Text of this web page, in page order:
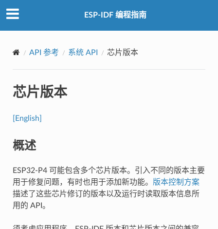
ESP-IDF 编程指南
API 参考 系统 API 芯片版本
芯片版本
[English]
概述
ESP32-P4 可能包含多个芯片版本。引入不同的版本主要
用于修复问题，有时也用于添加新功能。 版本控制方案
描述了这些芯片修订的版本以及运行时读取版本信息所
用的 API。